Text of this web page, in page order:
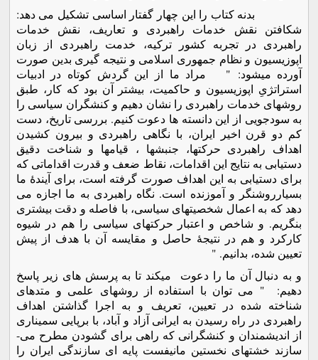
بدنه کتاب را این چهار گفتار اساسی تشکیل می دهد:
شکافتن نقش خدمات راهبردی و تعاریف، نقش خدمات
راهبردی در تجربه کشور ترکیه، خدمت راهبردی از زبان
اپوزیسیون و نظام جمهوری اسلامی و نتیجه گیری بدین صورت
آورده میشود: " مراد ما از این گردش کوتاه در ادبیات
استراتژیِ اپوزیسیون و حاکمیت، بیشتر آن بود که کار، طبق
روشهای خدمات راهبردی را نشان دهیم و کنشگران سیاسی را
به سودجویی از این دانسته ها دعوت کنیم. بررسی تاریخ، دست
کم دو قرن اخیر ایران، با نگاهی راهبردی و بیرون کشیدن
اهداف راهبردی حرکتها، جنبشها ، قیامها و شناخت دقیق
دستیابی به نتایج این اقدامات، نقاط ضعف و قدرت اقداماتی که
برای دستیابی به این اهداف صورت گرفته است، برای آیندۀ ما
بسیارروشنگر و آموزنده است. نگاه راهبردی به ما اجازه می
دهد که به اعمال شخصیتهای سیاسی، با فاصله و دقت بیشتری
بنگریم. و شاخص و اعتبار حرکتهای سیاسی را هم در شیوه
کارکرد و هم در نتیجۀ حاصل و مقایسه آن با هدف از پیش
تعیین شده، بدانیم. "
و به دنبال آن ما را دعوت میکند تا به پرسش های زیر پاسخ
دهیم: " می توان با استفاده از روشهای علمی و متدهای
شناخته شده در تعیین، تعریف و به اجرا گذاشتن اهداف
راهبردی در راه رسیدن به ایرانی آزاد و آباد، با برپایی سمیناری
از اندیشمندان و کنشگرانی که راهی برای گشودن مطرح می-
سازند خشتهای نخستین مانیفست پایه ای سازندگی ایران را